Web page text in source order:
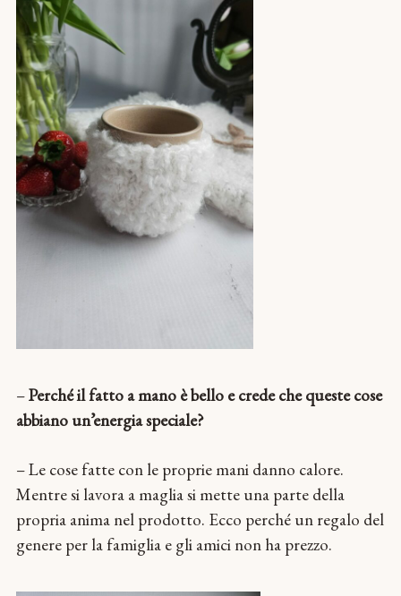
–Perché il fatto a mano è bello e crede che queste cose
abbiano un’energia speciale?
– Le cose fatte con le proprie mani danno calore.
Mentre si lavora a maglia si mette una parte della
propria anima nel prodotto. Ecco perché un regalo del
genere per la famiglia e gli amici non ha prezzo.